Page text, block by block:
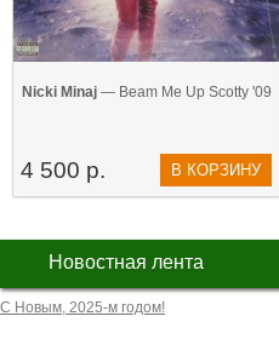
Nicki Minaj— Beam Me Up Scotty '09
4 500 р. В КОРЗИНУ
Новостная лента
С Новым, 2025-м годом!